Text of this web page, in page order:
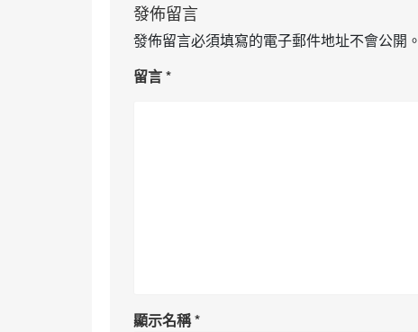
發佈留言
發佈留言必須填寫的電子郵件地址不會公開。
留言*
顯示名稱*